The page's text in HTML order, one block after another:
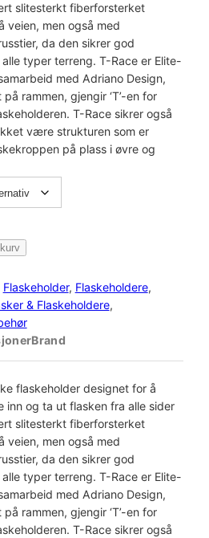
slitesterkt fiberforsterket
veien, men også med
da den sikrer god
typer terreng. T-Race er Elite-
med Adriano Design,
rammen, gjengir ‘T’-en for
T-Race sikrer også
være strukturen som er
på plass i øvre og
Flaskeholder, Flaskeholdere
& Flaskeholdere
Brand
flaskeholder designet for å
inn og ta ut flasken fra alle sider
slitesterkt fiberforsterket
veien, men også med
da den sikrer god
typer terreng. T-Race er Elite-
med Adriano Design,
rammen, gjengir ‘T’-en for
T-Race sikrer også